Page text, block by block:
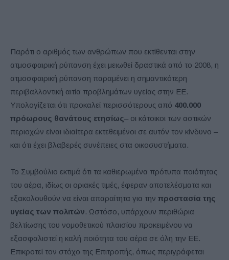
Παρότι ο αριθμός των ανθρώπων που εκτίθενται στην
ατμοσφαιρική ρύπανση έχει μειωθεί δραστικά από το 2008, η
ατμοσφαιρική ρύπανση παραμένει η σημαντικότερη
περιβαλλοντική αιτία προβλημάτων υγείας στην ΕΕ.
Υπολογίζεται ότι προκαλεί περισσότερους από 400.000
πρόωρους θανάτους ετησίως– οι κάτοικοι των αστικών
περιοχών είναι ιδιαίτερα εκτεθειμένοι σε αυτόν τον κίνδυνο –
και ότι έχει βλαβερές συνέπειες στα οικοσυστήματα.
Το Συμβούλιο εκτιμά ότι τα καθιερωμένα πρότυπα ποιότητας
του αέρα, ιδίως οι οριακές τιμές, έφεραν αποτελέσματα και
εξακολουθούν να είναι απαραίτητα για την προστασία της
υγείας των πολιτών. Ωστόσο, υπάρχουν περιθώρια
βελτίωσης του νομοθετικού πλαισίου προκειμένου να
εξασφαλιστεί η καλή ποιότητα του αέρα σε όλη την ΕΕ.
Επικροτεί τον στόχο της Επιτροπής, όπως περιγράφεται